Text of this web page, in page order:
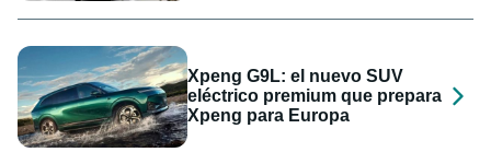
Xpeng G9L: el nuevo SUV
eléctrico premium que prepara
Xpeng para Europa